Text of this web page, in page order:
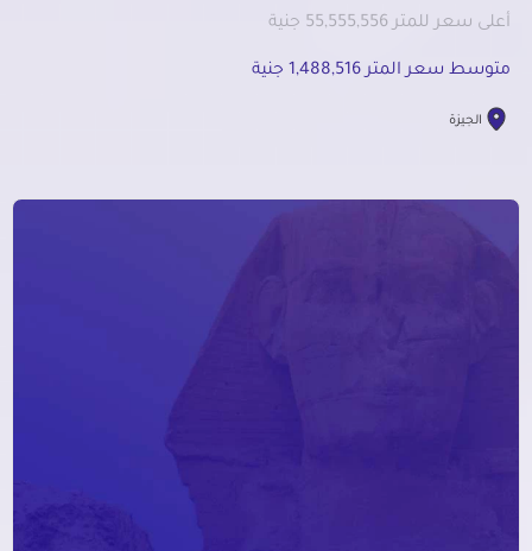
أعلى سعر للمتر 55,555,556 جنية
متوسط سعر المتر 1,488,516 جنية
الجيزة